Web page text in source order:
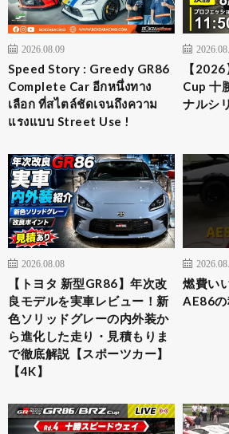
2026.08.09
Speed Story : Greedy GR86
Complete Car อีกหนึ่งทาง
เลือก ที่สไตล์ชัดเจนถึงความ
แรงแบบ Street Use !
【
Cup 十
ナルシ
2026.08.08
【トヨタ 新型GR86】年次改
良モデルを実車レビュー！新
色ソリッドグレーの内外装か
ら進化した走り・見積もりま
で徹底解説【スポーツカー】
【4K】
燃費い
AE86